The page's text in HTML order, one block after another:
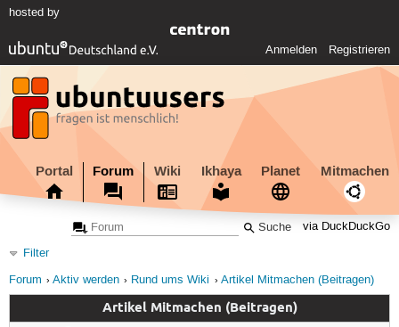
hosted by
Anmelden Registrieren
Portal Forum Wiki Ikhaya Planet Mitmachen
via DuckDuckGo
Filter
Forum
Aktiv werden Rund ums Wiki Artikel Mitmachen (Beitragen)
Artikel Mitmachen (Beitragen)